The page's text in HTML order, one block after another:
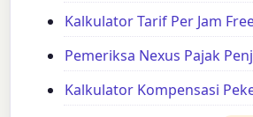
Kalkulator Tarif Per Jam
Pemeriksa Nexus Pajak
Kalkulator Kompensasi